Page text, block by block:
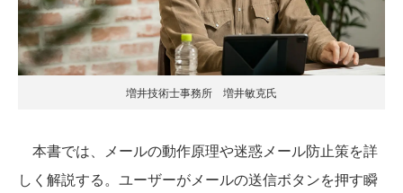
増井技術士事務所 増井敏克氏
本書では、メールの動作原理や迷惑メール防止策を詳
しく解説する。ユーザーがメールの送信ボタンを押す瞬